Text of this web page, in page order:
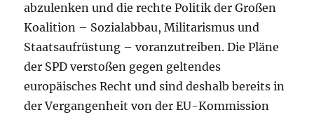
abzulenken und die rechte Politik der Großen
Koalition – Sozialabbau, Militarismus und
Staatsaufrüstung – voranzutreiben. Die Pläne
der SPD verstoßen gegen geltendes
europäisches Recht und sind deshalb bereits in
der Vergangenheit von der EU-Kommission